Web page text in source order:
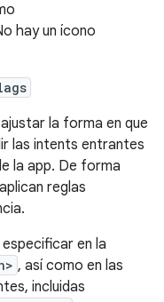
hay un ícono
la forma en que
las intents entrantes
la app. De forma
reglas
en la
, así como en las
incluidas